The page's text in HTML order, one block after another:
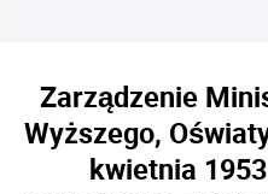
Zarządzenie
Wyższego,
kwietnia